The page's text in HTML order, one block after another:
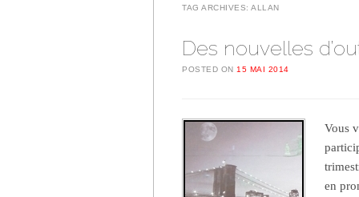
TAG ARCHIVES: ALLAN
Des nouvelles
POSTED ON 15 MAI 2014
Vous
en